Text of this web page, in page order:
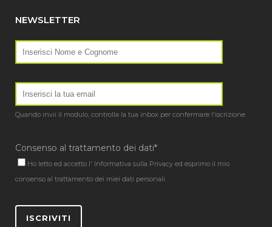
NEWSLETTER
Quando invii il modulo, controlla la tua inbox per confermare l'iscrizione
Consenso al trattamento dei dati*
Ho letto ed accetto l' Informativa sulla Privacy ed esprimo il mio
consenso al trattamento dei miei dati personali
ISCRIVITI